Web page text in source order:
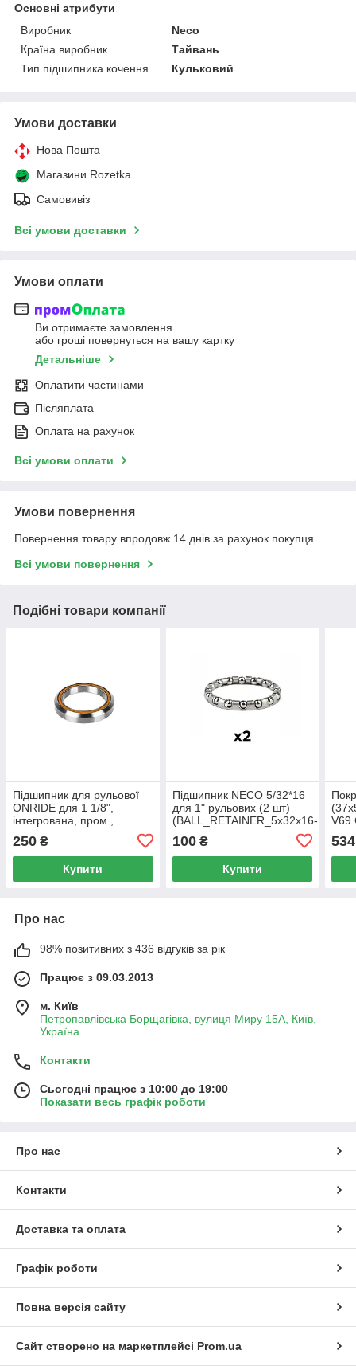
Основні атрибути
Виробник
Neco
Країна виробник
Тайвань
Тип підшипника кочення
Кульковий
Умови доставки
Нова Пошта
Магазини Rozetka
Самовивіз
Всі умови доставки
Умови оплати
Ви отримаєте замовлення
або гроші повернуться на вашу картку
Детальніше
Оплатити частинами
Післяплата
Оплата на рахунок
Всі умови оплати
Умови повернення
Повернення товару впродовж 14 днів за рахунок покупця
Всі умови повернення
Подібні товари компанії
Підшипник для рульової
ONRIDE для 1 1/8",
інтегрована, пром.,
250 ₴
Купити
Підшипник NECO 5/32*16
для 1" рульових (2 шт)
(BALL_RETAINER_5x32x16-
100₴
Купити
V69
534
Про нас
98% позитивних з 436 відгуків за рік
Працює з 09.03.2013
м. Київ
Петропавлівська Борщагівка, вулиця Миру 15А, Київ,
Україна
Контакти
Сьогодні працює з 10:00 до 19:00
Показати весь графік роботи
Про нас
Контакти
Доставка та оплата
Графік роботи
Повна версія сайту
Сайт створено на маркетплейсі Prom.ua